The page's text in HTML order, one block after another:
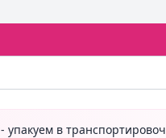
- упакуем в